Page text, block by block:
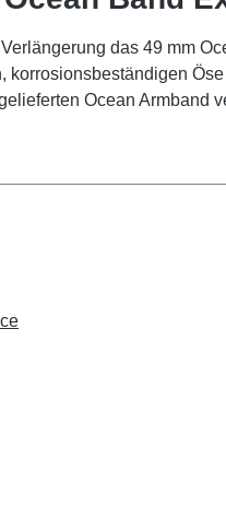
das 49 mm
Ocean Armband